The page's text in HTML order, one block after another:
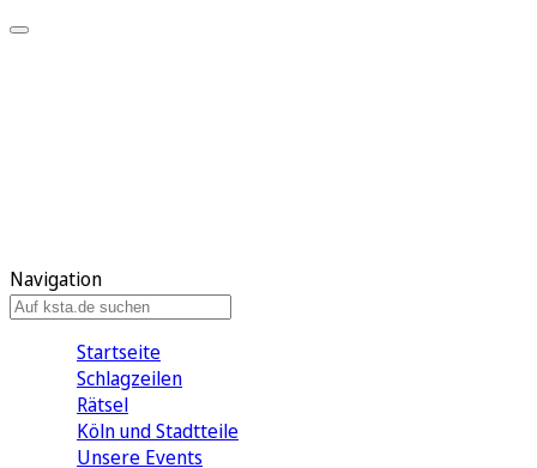
Navigation
Startseite
Schlagzeilen
Rätsel
Köln und Stadtteile
Unsere Events